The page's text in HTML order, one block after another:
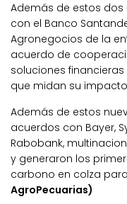
Además de estos dos
con el Banco
Agronegocios de la
acuerdo de
soluciones
que midan su
Además de estos
acuerdos con Bayer,
Rabobank,
y generaron los
carbono en colza
AgroPecuarias)